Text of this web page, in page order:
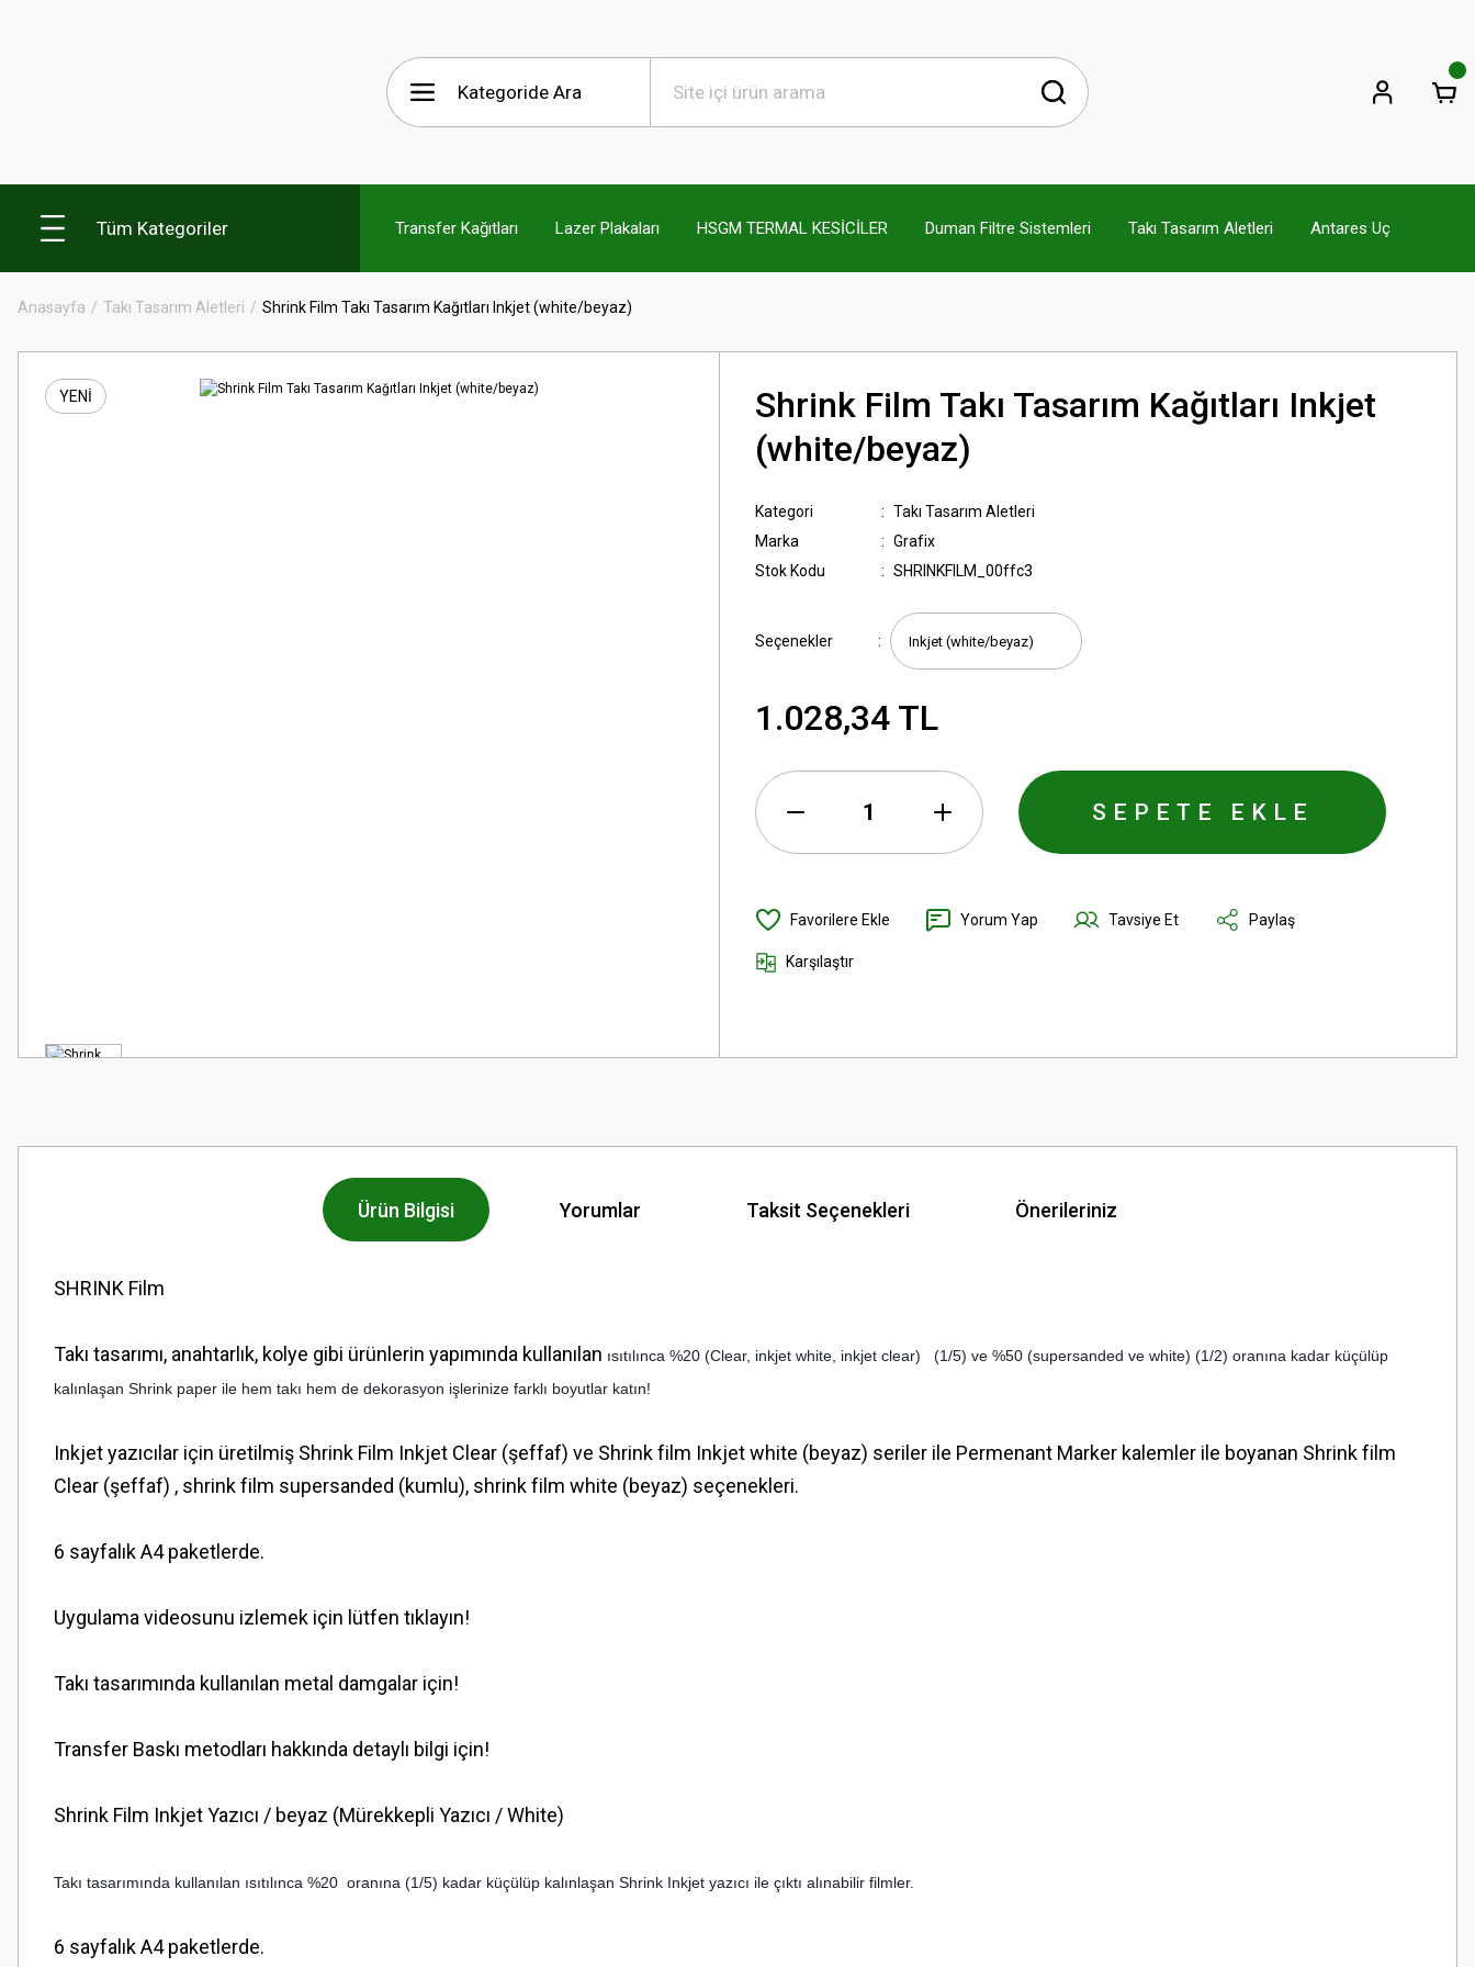
Tüm Kategoriler Transfer Kağıtları Lazer Plakaları HSGM TERMAL KESİCİLER Duman Filtre Sistemleri Takı Tasarım Aletleri Antares Uç
Anasayfa Takı Tasarım Aletleri Shrink Film Takı Tasarım Kağıtları Inkjet (white/beyaz)
YENİ
Shrink Film Takı Tasarım Kağıtları Inkjet
(white/beyaz)
Kategori
Takı Tasarım Aletleri
Marka
Grafix
Stok Kodu
SHRINKFILM_00ffc3
Seçenekler
1.028,34 TL
SEPETE EKLE
Yorum Yap Tavsiye Et Paylaş
Karşılaştır
Ürün Bilgisi Yorumlar Taksit Seçenekleri Önerileriniz
SHRINK Film
Takı tasarımı, anahtarlık, kolye gibi ürünlerin yapımında kullanılan ısıtılınca %20 (Clear, inkjet white, inkjet clear) (1/5) ve %50 (supersanded ve white) (1/2) oranına kadar küçülüp
kalınlaşan Shrink paper ile hem takı hem de dekorasyon işlerinize farklı boyutlar katın!
Inkjet yazıcılar için üretilmiş Shrink Film Inkjet Clear (şeffaf) ve Shrink film Inkjet white (beyaz) seriler ile Permenant Marker kalemler ile boyanan Shrink film
Clear (şeffaf) , shrink film supersanded (kumlu), shrink film white (beyaz) seçenekleri.
6 sayfalık A4 paketlerde.
Uygulama videosunu izlemek için lütfen tıklayın!
Takı tasarımında kullanılan metal damgalar için!
Transfer Baskı metodları hakkında detaylı bilgi için!
Shrink Film Inkjet Yazıcı / beyaz (Mürekkepli Yazıcı / White)
Takı tasarımında kullanılan ısıtılınca %20 oranına (1/5) kadar küçülüp kalınlaşan Shrink Inkjet yazıcı ile çıktı alınabilir filmler.
6 sayfalık A4 paketlerde.